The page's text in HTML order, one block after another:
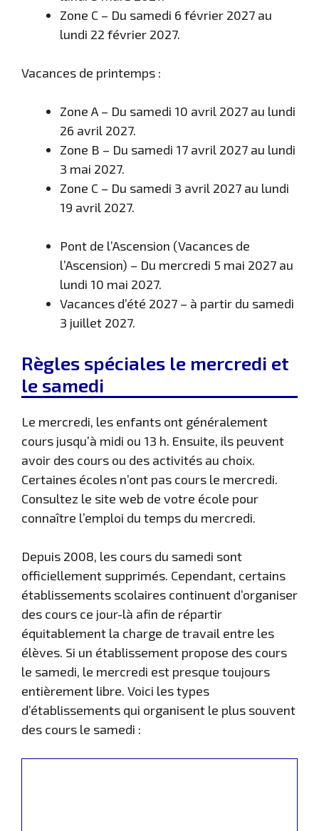
Zone C – Du samedi 6 février 2027 au
lundi 22 février 2027.
Vacances de printemps :
Zone A – Du samedi 10 avril 2027 au lundi
26 avril 2027.
Zone B – Du samedi 17 avril 2027 au lundi
3 mai 2027.
Zone C – Du samedi 3 avril 2027 au lundi
19 avril 2027.
Pont de l’Ascension (Vacances de
l’Ascension) – Du mercredi 5 mai 2027 au
lundi 10 mai 2027.
Vacances d’été 2027 – à partir du samedi
3 juillet 2027.
Règles spéciales le mercredi et
le samedi
Le mercredi, les enfants ont généralement
cours jusqu’à midi ou 13 h. Ensuite, ils peuvent
avoir des cours ou des activités au choix.
Certaines écoles n’ont pas cours le mercredi.
Consultez le site web de votre école pour
connaître l’emploi du temps du mercredi.
Depuis 2008, les cours du samedi sont
officiellement supprimés. Cependant, certains
établissements scolaires continuent d’organiser
des cours ce jour-là afin de répartir
équitablement la charge de travail entre les
élèves. Si un établissement propose des cours
le samedi, le mercredi est presque toujours
entièrement libre. Voici les types
d’établissements qui organisent le plus souvent
des cours le samedi :